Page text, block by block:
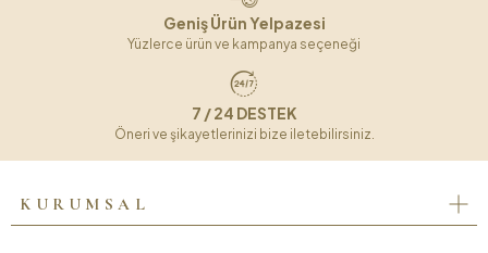
Geniş Ürün Yelpazesi
Yüzlerce ürün ve kampanya seçeneği
7 / 24 DESTEK
Öneri ve şikayetlerinizi bize iletebilirsiniz.
KURUMSAL